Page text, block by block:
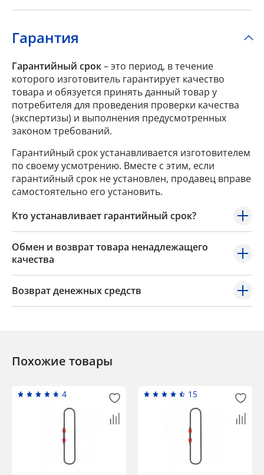
Гарантия
Гарантийный срок– это период, в течение
которого изготовитель гарантирует качество
товара и обязуется принять данный товар у
потребителя для проведения проверки качества
(экспертизы) и выполнения предусмотренных
законом требований.
Гарантийный срок устанавливается изготовителем
по своему усмотрению. Вместе с этим, если
гарантийный срок не установлен, продавец вправе
самостоятельно его установить.
Кто устанавливает гарантийный срок?
Обмен и возврат товара ненадлежащего
качества
Возврат денежных средств
Похожие товары
4 15